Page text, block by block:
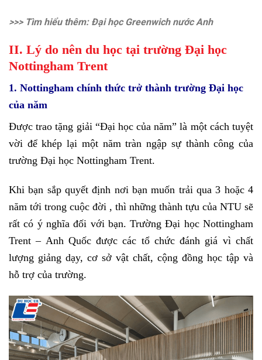
>>> Tìm hiểu thêm: Đại học Greenwich nước Anh
II. Lý do nên du học tại trường Đại học
Nottingham Trent
1. Nottingham chính thức trở thành trường Đại học
của năm
Được trao tặng giải “Đại học của năm” là một cách tuyệt
vời để khép lại một năm tràn ngập sự thành công của
trường Đại học Nottingham Trent.
Khi bạn sắp quyết định nơi bạn muốn trải qua 3 hoặc 4
năm tới trong cuộc đời , thì những thành tựu của NTU sẽ
rất có ý nghĩa đối với bạn. Trường Đại học Nottingham
Trent – Anh Quốc được các tổ chức đánh giá vì chất
lượng giảng dạy, cơ sở vật chất, cộng đồng học tập và
hỗ trợ của trường.